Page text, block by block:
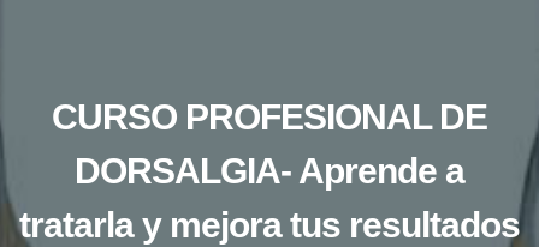
CURSO PROFESIONAL DE
DORSALGIA- Aprende a
tratarla y mejora tus resultados